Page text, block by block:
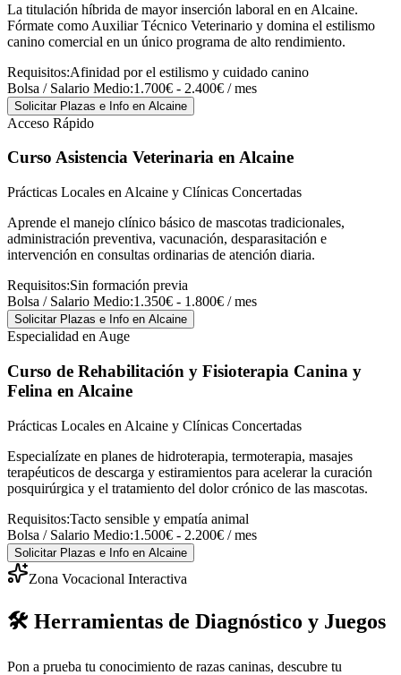
La titulación híbrida de mayor inserción laboral en en Alcaine.
Fórmate como Auxiliar Técnico Veterinario y domina el estilismo
canino comercial en un único programa de alto rendimiento.
Requisitos:Afinidad por el estilismo y cuidado canino
Bolsa / Salario Medio:1.700€ - 2.400€ / mes
Solicitar Plazas e Info en Alcaine
Acceso Rápido
Curso Asistencia Veterinaria en Alcaine
Prácticas Locales en Alcaine y Clínicas Concertadas
Aprende el manejo clínico básico de mascotas tradicionales,
administración preventiva, vacunación, desparasitación e
intervención en consultas ordinarias de atención diaria.
Requisitos:Sin formación previa
Bolsa / Salario Medio:1.350€ - 1.800€ / mes
Solicitar Plazas e Info en Alcaine
Especialidad en Auge
Curso de Rehabilitación y Fisioterapia Canina y
Felina en Alcaine
Prácticas Locales en Alcaine y Clínicas Concertadas
Especialízate en planes de hidroterapia, termoterapia, masajes
terapéuticos de descarga y estiramientos para acelerar la curación
posquirúrgica y el tratamiento del dolor crónico de las mascotas.
Requisitos:Tacto sensible y empatía animal
Bolsa / Salario Medio:1.500€ - 2.200€ / mes
Solicitar Plazas e Info en Alcaine
Zona Vocacional Interactiva
🛠️ Herramientas de Diagnóstico y Juegos
Pon a prueba tu conocimiento de razas caninas, descubre tu